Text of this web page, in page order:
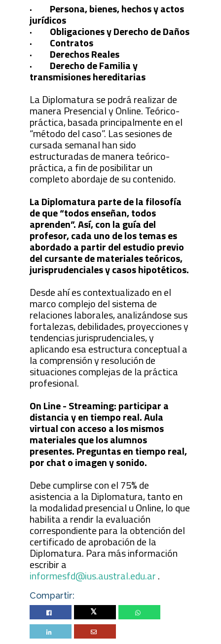
· Persona, bienes, hechos y actos
jurídicos
· Obligaciones y Derecho de Daños
· Contratos
· Derechos Reales
· Derecho de Familia y
transmisiones hereditarias
La Diplomatura se podrá realizar de
manera Presencial y Online. Teórico-
práctica, basada principalmente en el
“método del caso”. Las sesiones de
cursada semanal han sido
estructuradas de manera teórico-
práctica, a fin de posibilitar un
completo abordaje de su contenido.
La Diplomatura parte de la filosofía
de que “todos enseñan, todos
aprenden”. Así, con la guía del
profesor, cada uno de los temas es
abordado a partir del estudio previo
del cursante de materiales teóricos,
jurisprudenciales y casos hipotéticos.
Desde ahí es contextualizado en el
marco complejo del sistema de
relaciones laborales, analizándose sus
fortalezas, debilidades, proyecciones y
tendencias jurisprudenciales, y
aplicando esa estructura conceptual a
la comprensión y resolución de
situaciones complejas de la práctica
profesional.
On Line - Streaming: participar a
distancia y en tiempo real. Aula
virtual con acceso a los mismos
materiales que los alumnos
presentes. Preguntas en tiempo real,
por chat o imagen y sonido.
Debe cumplirse con el 75% de
asistencia a la Diplomatura, tanto en
la modalidad presencial u Online, lo que
habilita a rendir la evaluación
correspondiente para la obtención del
certificado de aprobación de la
Diplomatura. Para más información
escribir a
informesfd@ius.austral.edu.ar.
Compartir:
Twitter